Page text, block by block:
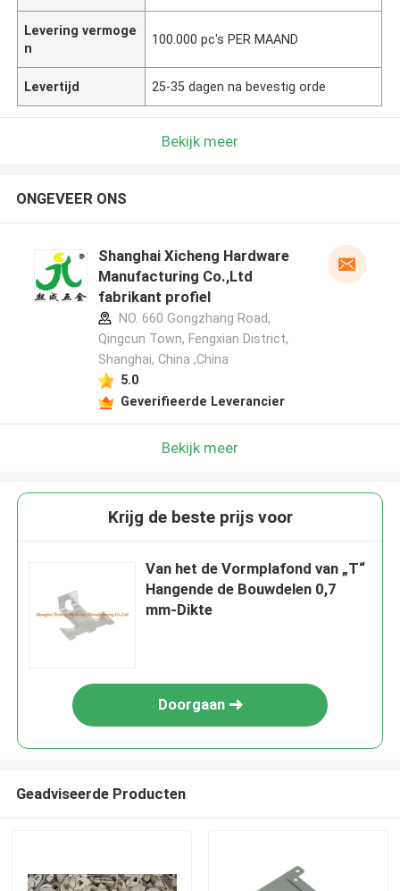
Levering vermoge
n
100.000 pc's PER MAAND
Levertijd 25-35 dagen na bevestig orde
Bekijk meer
ONGEVEER ONS
Shanghai Xicheng Hardware
Manufacturing Co.,Ltd
fabrikant profiel
NO. 660 Gongzhang Road,
Qingcun Town, Fengxian District,
Shanghai, China ,China
5.0
Geverifieerde Leverancier
Bekijk meer
Krijg de beste prijs voor
Van het de Vormplafond van „T“
Hangende de Bouwdelen 0,7
mm-Dikte
Doorgaan
Geadviseerde Producten